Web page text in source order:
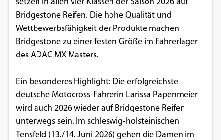
setzen in allen vier Klassen der Saison 2026 auf
Bridgestone Reifen. Die hohe Qualität und
Wettbewerbsfähigkeit der Produkte machen
Bridgestone zu einer festen Größe im Fahrerlager
des ADAC MX Masters.
Ein besonderes Highlight: Die erfolgreichste
deutsche Motocross-Fahrerin Larissa Papenmeier
wird auch 2026 wieder auf Bridgestone Reifen
unterwegs sein. Im schleswig-holsteinischen
Tensfeld (13./14. Juni 2026) gehen die Damen im